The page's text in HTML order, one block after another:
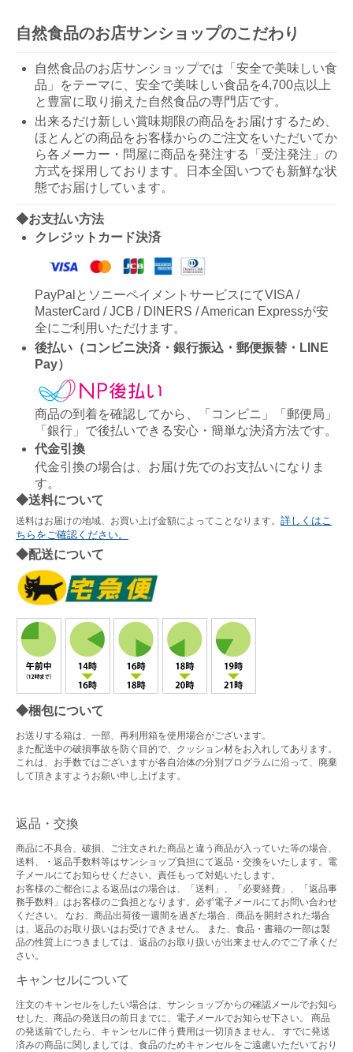
自然食品のお店サンショップのこだわり
自然食品のお店サンショップでは「安全で美味しい食
品」をテーマに、安全で美味しい食品を4,700点以上
と豊富に取り揃えた自然食品の専門店です。
出来るだけ新しい賞味期限の商品をお届けするため、
ほとんどの商品をお客様からのご注文をいただいてか
ら各メーカー・問屋に商品を発注する「受注発注」の
方式を採用しております。日本全国いつでも新鮮な状
態でお届けしています。
◆お支払い方法
クレジットカード決済
PayPalとソニーペイメントサービスにてVISA /
MasterCard / JCB / DINERS / American Expressが安
全にご利用いただけます。
後払い（コンビニ決済・銀行振込・郵便振替・LINE
Pay）
商品の到着を確認してから、「コンビニ」「郵便局」
「銀行」で後払いできる安心・簡単な決済方法です。
代金引換
代金引換の場合は、お届け先でのお支払いになりま
す。
◆送料について
送料はお届けの地域、お買い上げ金額によってことなります。 詳しくはこ
ちらをご確認ください。
◆配送について
◆梱包について
お送りする箱は、一部、再利用箱を使用場合がございます。
また配送中の破損事故を防ぐ目的で、クッション材をお入れしてあります。
これは、お手数ではございますが各自治体の分別プログラムに沿って、廃棄
して頂きますようお願い申し上げます。
返品・交換
商品に不具合、破損、ご注文された商品と違う商品が入っていた等の場合、
送料、・返品手数料等はサンショップ負担にて返品・交換をいたします。電
子メールにてお知らせください。責任もって対処いたします。
お客様のご都合による返品はの場合は、「送料」、「必要経費」、「返品事
務手数料」はお客様のご負担となります。必ず電子メールにてお問い合わせ
ください。 なお、商品出荷後一週間を過ぎた場合、商品を開封された場合
は、返品のお取り扱いはお受けできません。 また、食品・書籍の一部は製
品の性質上につきましては、返品のお取り扱いが出来ませんのでご了承くだ
さい。
キャンセルについて
注文のキャンセルをしたい場合は、サンショップからの確認メールでお知ら
せした、商品の発送日の前日までに、電子メールでお知らせ下さい。 商品
の発送前でしたら、キャンセルに伴う費用は一切頂きません。 すでに発送
済みの商品に関しましては、食品のためキャンセルをご遠慮いただいており